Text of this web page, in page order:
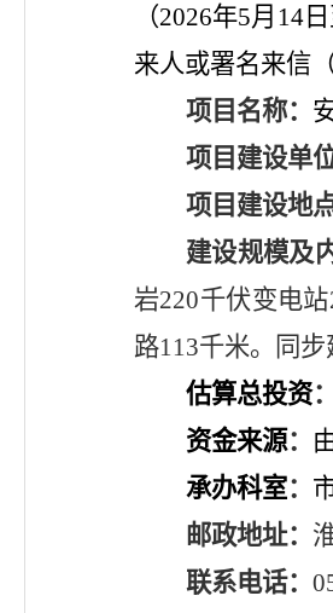
（2026年5月 14
来人或署名来信
项目名称：
项目 建设单
项目建设地
建设规模及
岩220千伏变电
路113千米。同
估算总投资：
资金来源：
承办科室：
邮政地址：
联系电话：